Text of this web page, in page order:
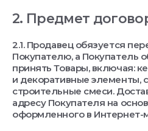
2. Предмет
2.1. Продавец обязуется
Покупателю, а Покупатель
принять Товары, включая:
и декоративные элементы,
строительные смеси.
адресу Покупателя на
оформленного в Интернет-